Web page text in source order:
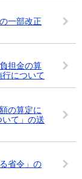
一部改正
担金の算
について
の算定に
て」の送
省令」の